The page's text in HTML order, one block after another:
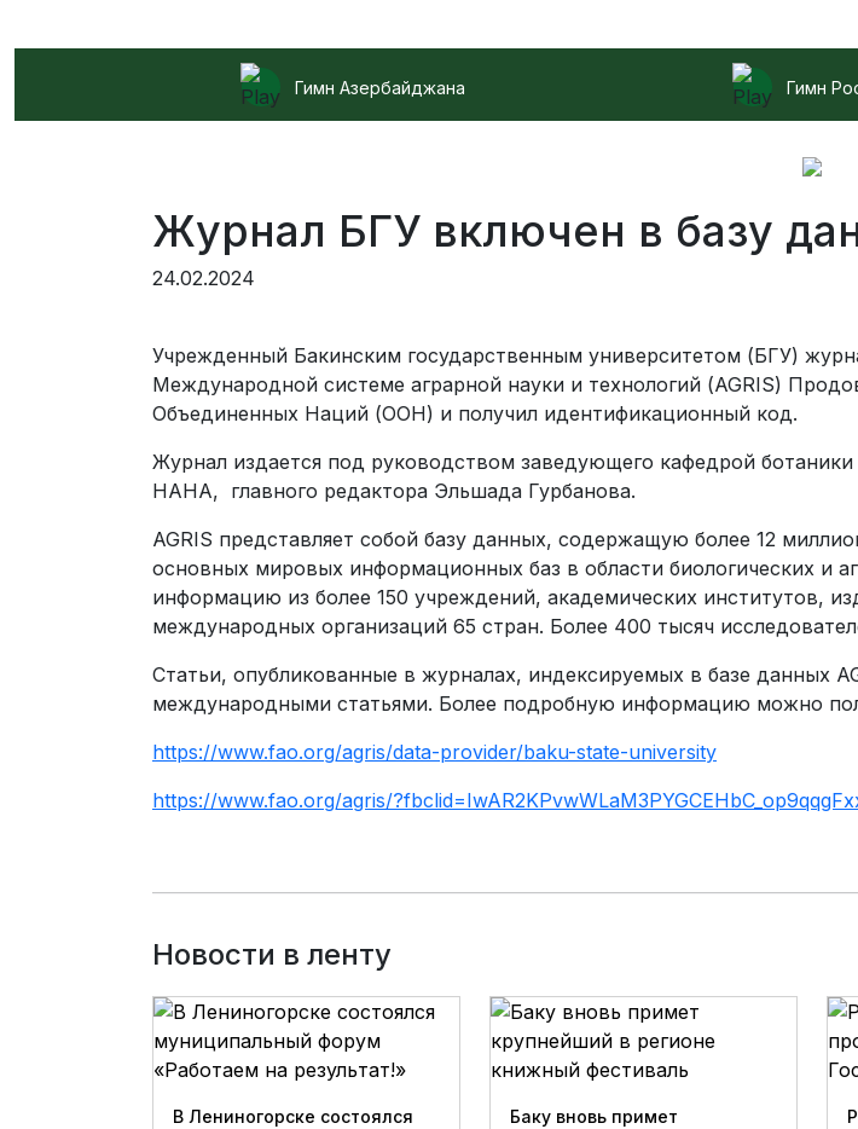
Гимн Азербайджана Гимн
Журнал БГУ включен в базу
24.02.2024
Учрежденный Бакинским государственным университетом (БГУ)
Международной системе аграрной науки и технологий (AGRIS)
Объединенных Наций (ООН) и получил идентификационный код.
Журнал издается под руководством заведующего кафедрой
НАНА, главного редактора Эльшада Гурбанова.
AGRIS представляет собой базу данных, содержащую более 12
основных мировых информационных баз в области биологических и
информацию из более 150 учреждений, академических институтов,
международных организаций 65 стран. Более 400 тысяч
Статьи, опубликованные в журналах, индексируемых в базе данных
международными статьями. Более подробную информацию можно
https://www.fao.org/agris/data-provider/baku-state-university
https://www.fao.org/agris/?fbclid=IwAR2KPvwWLaM3PYGCEHbC_
Новости в ленту
В Лениногорске состоялся Баку вновь примет